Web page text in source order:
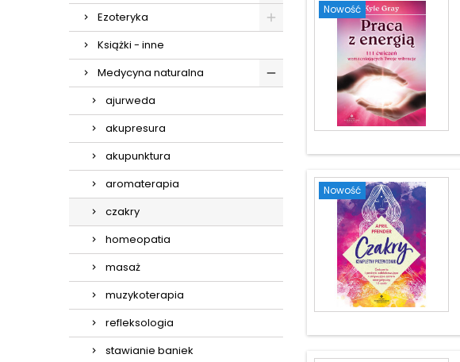
Ezoteryka
Książki - inne
Medycyna naturalna
ajurweda
akupresura
akupunktura
aromaterapia
czakry
homeopatia
masaż
muzykoterapia
refleksologia
stawianie baniek
Nowość
Nowość